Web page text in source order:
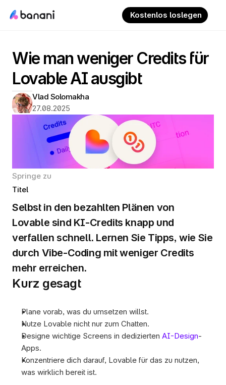
Kostenlos loslegen
Wie man weniger Credits für
Lovable AI ausgibt
Vlad Solomakha
27.08.2025
Springe zu
Titel
Selbst in den bezahlten Plänen von
Lovable sind KI-Credits knapp und
verfallen schnell. Lernen Sie Tipps, wie Sie
durch Vibe-Coding mit weniger Credits
mehr erreichen.
Kurz gesagt
Plane vorab, was du umsetzen willst.
Nutze Lovable nicht nur zum Chatten.
Designe wichtige Screens in dedizierten AI-Design-
Apps.
Konzentriere dich darauf, Lovable für das zu nutzen,
was wirklich bereit ist.